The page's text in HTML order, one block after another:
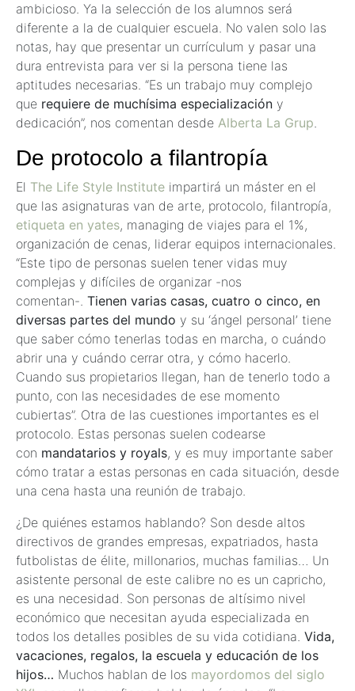
ambicioso. Ya la selección de los alumnos será
diferente a la de cualquier escuela. No valen solo las
notas, hay que presentar un currículum y pasar una
dura entrevista para ver si la persona tiene las
aptitudes necesarias. “Es un trabajo muy complejo
que requiere de muchísima especialización y
dedicación”, nos comentan desde Alberta La Grup.
De protocolo a filantropía
El The Life Style Institute impartirá un máster en el
que las asignaturas van de arte, protocolo, filantropía,
etiqueta en yates, managing de viajes para el 1%,
organización de cenas, liderar equipos internacionales.
“Este tipo de personas suelen tener vidas muy
complejas y difíciles de organizar -nos
comentan-. Tienen varias casas, cuatro o cinco, en
diversas partes del mundo y su ‘ángel personal’ tiene
que saber cómo tenerlas todas en marcha, o cuándo
abrir una y cuándo cerrar otra, y cómo hacerlo.
Cuando sus propietarios llegan, han de tenerlo todo a
punto, con las necesidades de ese momento
cubiertas”. Otra de las cuestiones importantes es el
protocolo. Estas personas suelen codearse
con mandatarios y royals, y es muy importante saber
cómo tratar a estas personas en cada situación, desde
una cena hasta una reunión de trabajo.
¿De quiénes estamos hablando? Son desde altos
directivos de grandes empresas, expatriados, hasta
futbolistas de élite, millonarios, muchas familias… Un
asistente personal de este calibre no es un capricho,
es una necesidad. Son personas de altísimo nivel
económico que necesitan ayuda especializada en
todos los detalles posibles de su vida cotidiana. Vida,
vacaciones, regalos, la escuela y educación de los
hijos… Muchos hablan de los mayordomos del siglo